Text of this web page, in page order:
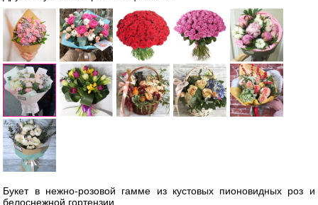
Букет в нежно-розовой гамме из кустовых пионовидных роз и
белоснежной гортензии.